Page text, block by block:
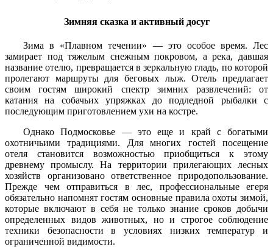
Зимняя сказка и активный досуг
Зима в «Плавном течении» — это особое время. Лес
замирает под тяжелым снежным покровом, а река, давшая
название отелю, превращается в зеркальную гладь, по которой
пролегают маршруты для беговых лыж. Отель предлагает
своим гостям широкий спектр зимних развлечений: от
катания на собачьих упряжках до подледной рыбалки с
последующим приготовлением ухи на костре.
Однако Подмосковье — это еще и край с богатыми
охотничьими традициями. Для многих гостей посещение
отеля становится возможностью приобщиться к этому
древнему промыслу. На территории прилегающих лесных
хозяйств организовано ответственное природопользование.
Прежде чем отправиться в лес, профессиональные егеря
обязательно напомнят гостям основные правила охоты зимой,
которые включают в себя не только знание сроков добычи
определенных видов животных, но и строгое соблюдение
техники безопасности в условиях низких температур и
ограниченной видимости.